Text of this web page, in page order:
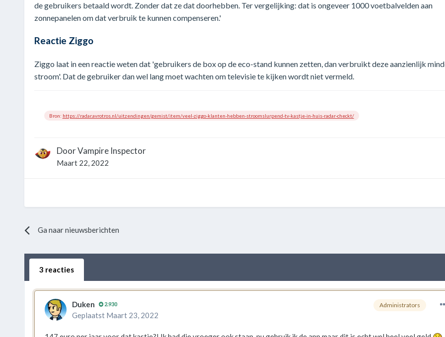
de gebruikers betaald wordt. Zonder dat ze dat doorhebben. Ter vergelijking: dat is ongeveer 1000 voetbalvelden aan
zonnepanelen om dat verbruik te kunnen compenseren.'
Reactie Ziggo
Ziggo laat in een reactie weten dat 'gebruikers de box op de eco-stand kunnen zetten, dan verbruikt deze aanzienlijk
stroom'. Dat de gebruiker dan wel lang moet wachten om televisie te kijken wordt niet vermeld.
Bron: https://radar.avrotros.nl/uitzendingen/gemist/item/veel-ziggo-klanten-hebben-stroomslurpend-tv-kastje-in-huis-radar-checkt/
DoorVampire Inspector
Maart 22, 2022
Ga naar nieuwsberichten
3 reacties
Duken 2.930
Geplaatst Maart 23, 2022
Administrators